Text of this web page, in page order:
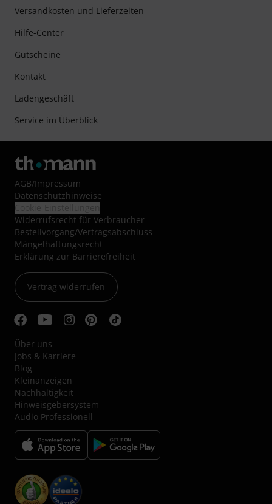
Versandkosten und Lieferzeiten
Hilfe-Center
Gutscheine
Kontakt
Ladengeschäft
Service im Überblick
AGB/Impressum
Datenschutzhinweise
Widerrufsrecht für Verbraucher
Bestellvorgang/Vertragsabschluss
Mängelhaftungsrecht
Erklärung zur Barrierefreiheit
Vertrag widerrufen
Über uns
Jobs & Karriere
Blog
Kleinanzeigen
Nachhaltigkeit
Hinweisgebersystem
Audio Professionell